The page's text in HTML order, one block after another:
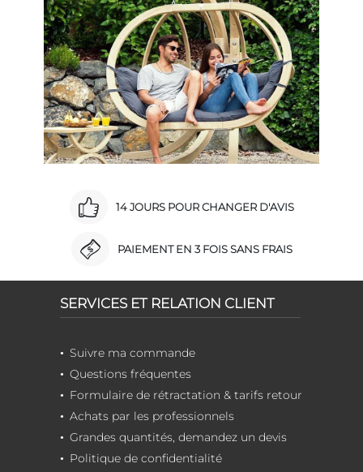
14 JOURS POUR CHANGER D'AVIS
PAIEMENT EN 3 FOIS SANS FRAIS
SERVICES ET RELATION CLIENT
Suivre ma commande
Questions fréquentes
Formulaire de rétractation & tarifs retour
Achats par les professionnels
Grandes quantités, demandez un devis
Politique de confidentialité